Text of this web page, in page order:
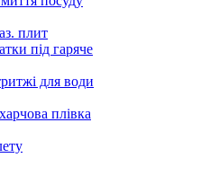
плит
під гаряче
для води
плівка